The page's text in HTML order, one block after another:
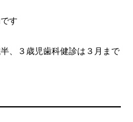
す
、３歳児歯科健診は３月まで